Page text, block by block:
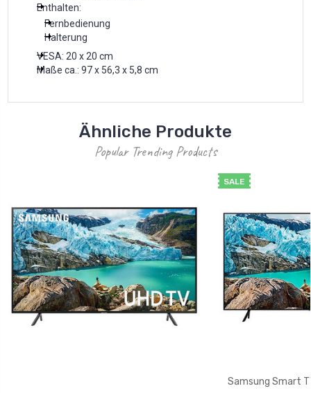
Enthalten:
Fernbedienung
Halterung
VESA: 20 x 20 cm
Maße ca.: 97 x 56,3 x 5,8 cm
Ähnliche Produkte
Popular Trending Products
SALE
Samsung Smart